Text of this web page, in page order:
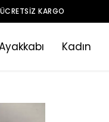
KARGO
Kadın